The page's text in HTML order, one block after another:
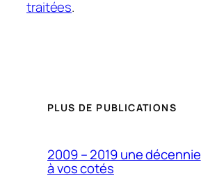
traitées.
PLUS DE PUBLICATIONS
2009 – 2019 une décennie
à vos cotés